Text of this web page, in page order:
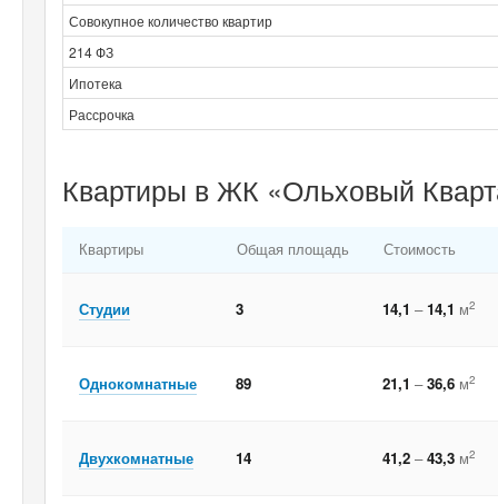
Совокупное количество квартир
214 ФЗ
Ипотека
Рассрочка
Квартиры в ЖК «Ольховый
Квартиры Общая площадь Стоимость
Студии 3 14,1 –14,1 м2
Однокомнатные 89 21,1 –36,6 м2
Двухкомнатные 14 41,2 –43,3 м2